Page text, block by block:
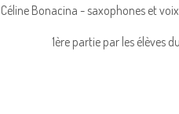
Céline Bonacina - saxophones et
1ère partie par les élèves